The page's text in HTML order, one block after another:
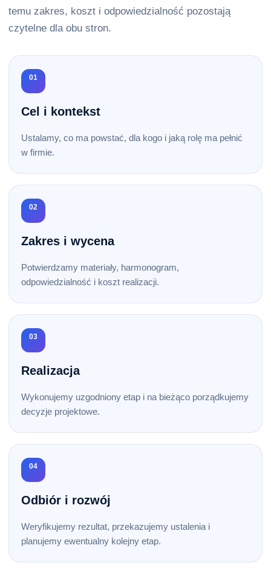
temu zakres, koszt i odpowiedzialność pozostają
czytelne dla obu stron.
01
Cel i kontekst
Ustalamy, co ma powstać, dla kogo i jaką rolę ma pełnić
w firmie.
02
Zakres i wycena
Potwierdzamy materiały, harmonogram,
odpowiedzialność i koszt realizacji.
03
Realizacja
Wykonujemy uzgodniony etap i na bieżąco porządkujemy
decyzje projektowe.
04
Odbiór i rozwój
Weryfikujemy rezultat, przekazujemy ustalenia i
planujemy ewentualny kolejny etap.